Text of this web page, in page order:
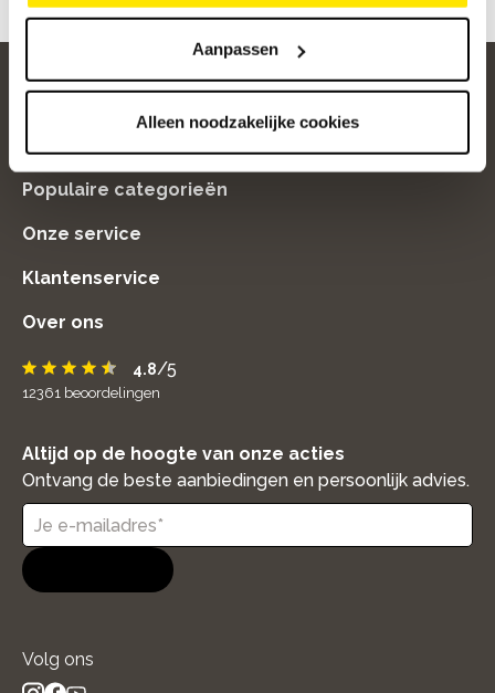
Aanpassen
Alleen noodzakelijke cookies
Populaire categorieën
Onze service
Klantenservice
Over ons
4.8/5
12361 beoordelingen
Altijd op de hoogte van onze acties
Ontvang de beste aanbiedingen en persoonlijk advies.
Volg ons